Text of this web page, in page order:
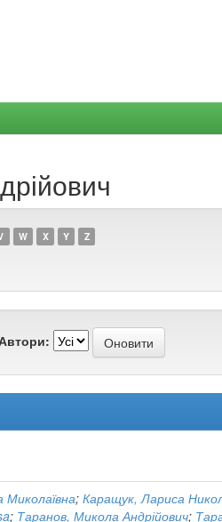
W X Y Z
Миколаївна; Каращук, Лариса
; Таранов, Микола Андрійович;